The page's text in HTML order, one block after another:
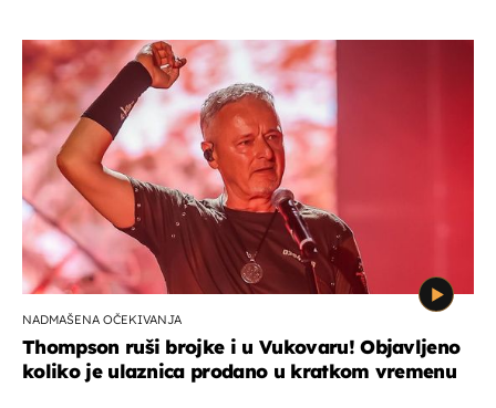
NADMAŠENA OČEKIVANJA
Thompson ruši brojke i u Vukovaru! Objavljeno
koliko je ulaznica prodano u kratkom vremenu